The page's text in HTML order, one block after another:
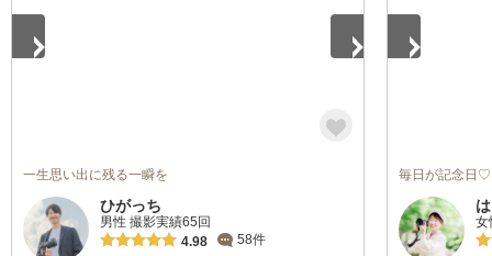
一生思い出に残る一瞬を
ひがっち
男性 撮影実績65回
4.98
58件
毎日が記念日♡
女